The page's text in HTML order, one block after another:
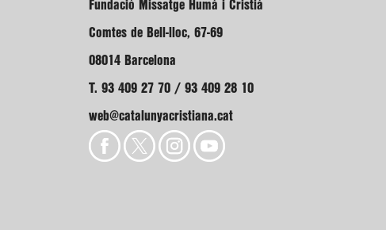
Fundació Missatge Humà i Cristià
Comtes de Bell-lloc, 67-69
08014 Barcelona
T. 93 409 27 70 / 93 409 28 10
web@catalunyacristiana.cat